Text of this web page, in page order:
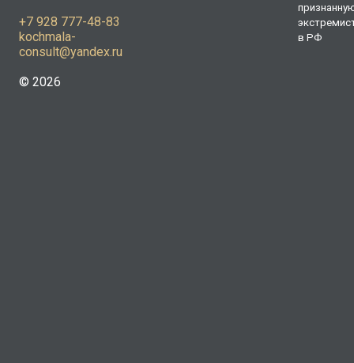
+7 928 777-48-83
kochmala-
consult@yandex.ru
© 2026
в РФ